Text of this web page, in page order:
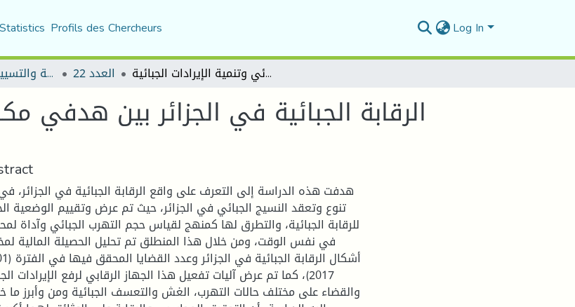
Statistics Profils des Chercheurs Log In
مجلة العلوم الاقتصادية والتسيير والعلوم التجارية العدد 22 الرقابة الجبائية في الجزائر بين هدفي مكافحة التهرب الجبائي وتنمية الإيرادات الجبائية
الرقابة الجبائية في الجزائر بين هدفي
هدفت هذه الدراسة إلى التعرف على واقع الرقابة الجبائية في الجزائر،
تنوع وتعقد النسيج الجبائي في الجزائر، حيث تم عرض وتقييم الوضعية
للرقابة الجبائية، والتطرق لها كمنهج لقياس حجم التهرب الجبائي وآداة
في نفس الوقت، ومن خلال هذا المنطلق تم تحليل الحصيلة المالية
2017)، كما تم عرض آليات تفعيل هذا الجهاز الرقابي لرفع الإيرادات
والقضاء على مختلف حالات التهرب، الغش والتعسف الجبائية ومن وأبرز ما